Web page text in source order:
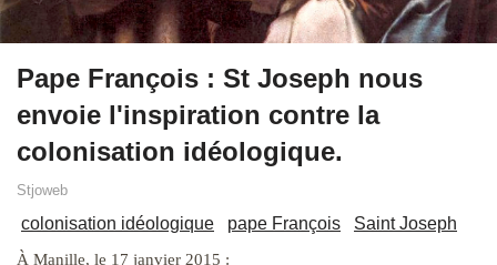
Pape François : St Joseph nous
envoie l'inspiration contre la
colonisation idéologique.
Stjoweb
colonisation idéologique pape François Saint Joseph
À Manille, le 17 janvier 2015 :